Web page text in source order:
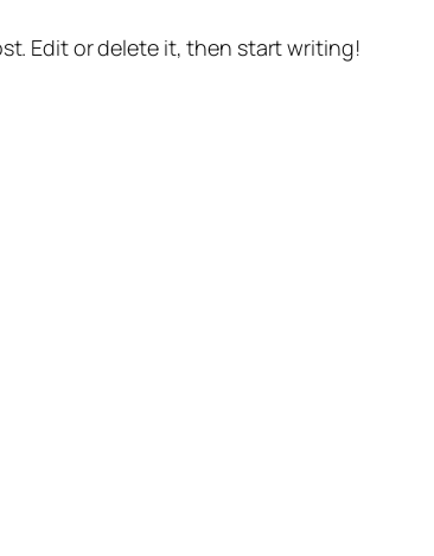
Edit or delete it, then start writing!